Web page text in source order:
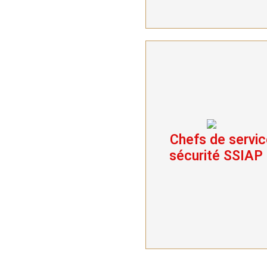
Chefs de
sécurité SSIAP
Chefs de service
sécurité SSIAP 3